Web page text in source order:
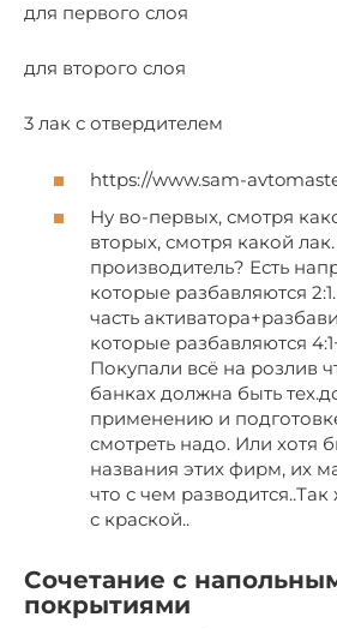
для первого слоя
для второго слоя
3 лак с отвердителем
https://www.sam-
Ну во-первых, смотря
вторых, смотря какой
производитель? Есть
которые разбавляются 2:1.
часть
которые разбавляются
Покупали всё на розлив
банках должна быть
применению и
смотреть надо. Или хотя
названия этих фирм, их
что с чем
с краской..
Сочетание с
покрытиями